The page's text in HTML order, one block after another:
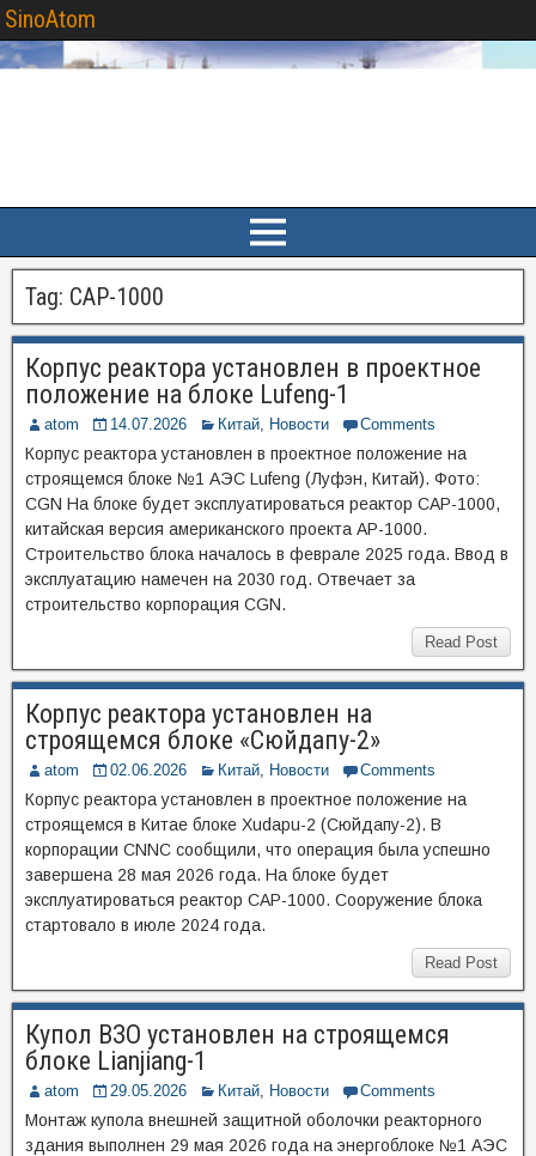
SinoAtom
Tag: CAP-1000
Корпус реактора установлен в проектное
положение на блоке Lufeng-1
atom 14.07.2026 Китай, Новости Comments
Корпус реактора установлен в проектное положение на
строящемся блоке №1 АЭС Lufeng (Луфэн, Китай). Фото:
CGN На блоке будет эксплуатироваться реактор CAP-1000,
китайская версия американского проекта AP-1000.
Строительство блока началось в феврале 2025 года. Ввод в
эксплуатацию намечен на 2030 год. Отвечает за
строительство корпорация CGN.
Read Post
Корпус реактора установлен на
строящемся блоке «Сюйдапу-2»
atom 02.06.2026 Китай, Новости Comments
Корпус реактора установлен в проектное положение на
строящемся в Китае блоке Xudapu-2 (Сюйдапу-2). В
корпорации CNNC сообщили, что операция была успешно
завершена 28 мая 2026 года. На блоке будет
эксплуатироваться реактор CAP-1000. Сооружение блока
стартовало в июле 2024 года.
Read Post
Купол ВЗО установлен на строящемся
блоке Lianjiang-1
atom 29.05.2026 Китай, Новости Comments
Монтаж купола внешней защитной оболочки реакторного
здания выполнен 29 мая 2026 года на энергоблоке №1 АЭС